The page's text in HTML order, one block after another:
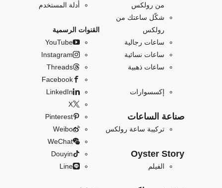
من رولكس
شكّل ساعتك من
رولكس
ساعات رجالية
ساعات نسائية
ساعات ذهبية
إكسسوارات
صناعة الساعات
تركيبة ساعة رولكس
Oyster Story
الفيلم
أدلة المستخدم
القنوات الرسمية
YouTube
Instagram
Threads
Facebook
LinkedIn
X
Pinterest
Weibo
WeChat
Douyin
Line